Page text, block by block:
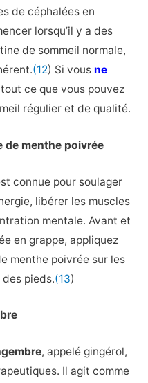
de céphalées en
lorsqu’il y a des
de sommeil normale,
(12) Si vous ne
ce que vous pouvez
régulier et de qualité.
de menthe poivrée
connue pour soulager
libérer les muscles
mentale. Avant et
en grappe, appliquez
menthe poivrée sur les
pieds.(13)
, appelé gingérol,
Il agit comme